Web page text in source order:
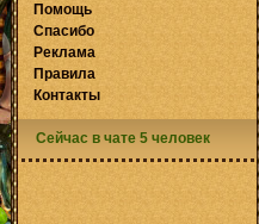
Помощь
Спасибо
Реклама
Правила
Контакты
Сейчас в чате 5 человек